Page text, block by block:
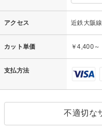
アクセス 近鉄大阪
カット単価 ￥4,400～
支払方法
不適切な